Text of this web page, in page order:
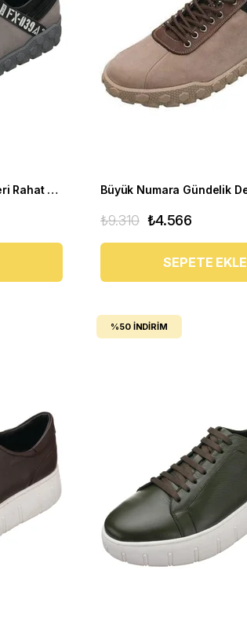
Büyük Numara Gündelik Deri Rahat Spor Ayakkabı - YMR141 Gri
₺4.566
₺9.310
SEPETE EKLE
%50 İNDIRIM